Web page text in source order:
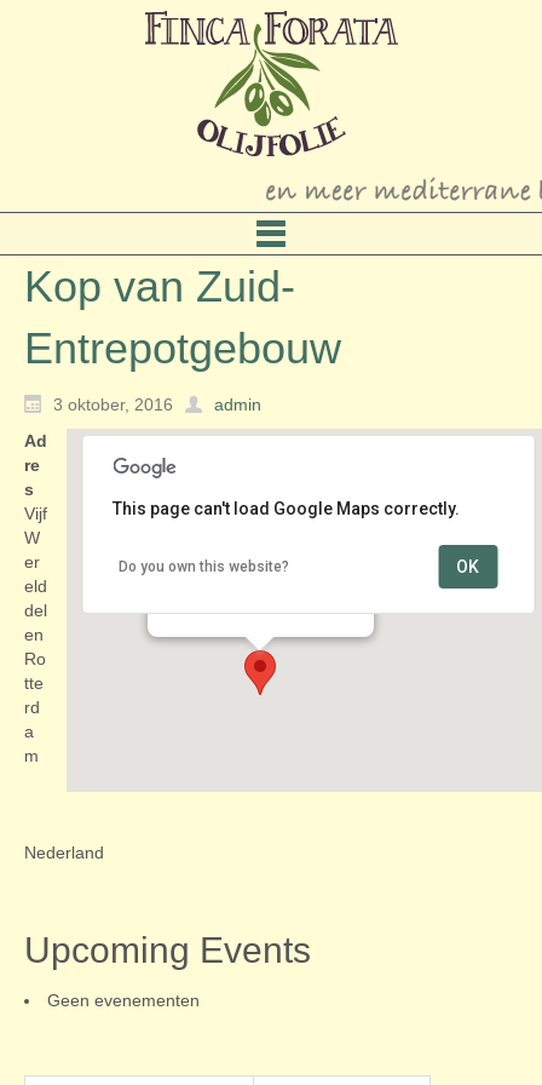
Kop van Zuid-
Entrepotgebouw
3 oktober, 2016 admin
Kop van Zuid-Entrepotgebouw
This page can't load Google Maps correctly.
Do you own this website? OK
Ad
re
s
Vijf
W
er
eld
del
en
Ro
tte
rd
a
m
Nederland
Upcoming Events
Geen evenementen